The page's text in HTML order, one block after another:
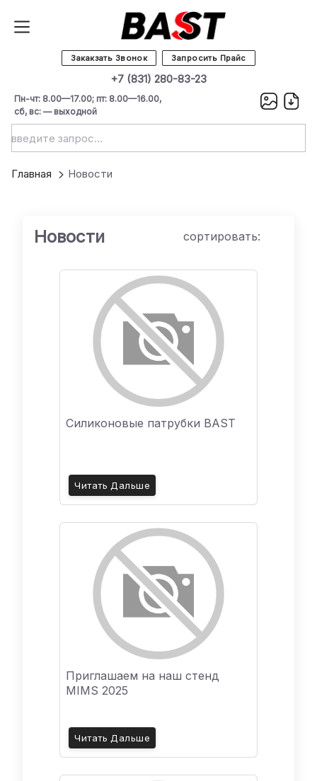
Закакзать Звонок Запросить Прайс
+7 (831) 280-83-23
Пн-чт: 8.00—17.00; пт: 8.00—16.00,
сб, вс: — выходной
Главная Новости
Новости сортировать:
Силиконовые патрубки BAST
Читать Дальше
Приглашаем на наш стенд
MIMS 2025
Читать Дальше